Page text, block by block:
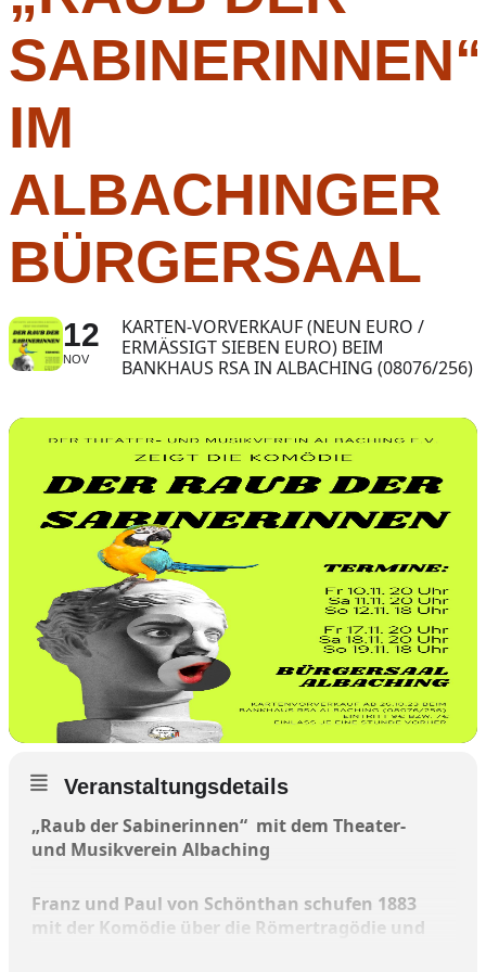
SABINERINNEN“
IM
ALBACHINGER
BÜRGERSAAL
12
NOV
KARTEN-VORVERKAUF (NEUN EURO /
ERMÄSSIGT SIEBEN EURO) BEIM B
ANKHAUS RSA IN ALBACHING (08076/256)
Veranstaltungsdetails
„Raub der Sabinerinnen“ mit dem Theater-
und Musikverein Albaching
Franz und Paul von Schönthan schufen 1883
mit der Komödie über die Römertragödie und